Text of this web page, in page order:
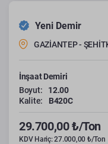
Yeni Demir
GAZİANTEP -
İnşaat Demiri
Boyut:
12.00
Kalite:
B420C
29.700,00 ₺/Ton
KDV Hariç: 27.000,00 ₺/Ton